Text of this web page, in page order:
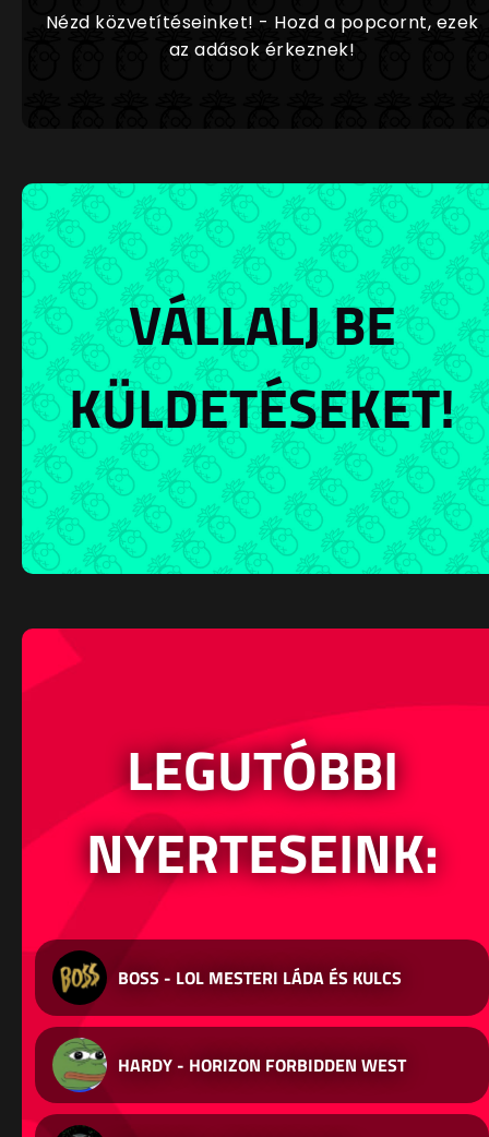
Nézd közvetítéseinket! - Hozd a popcornt, ezek
az adások érkeznek!
VÁLLALJ BE
KÜLDETÉSEKET!
LEGUTÓBBI
NYERTESEINK:
BOSS - LOL MESTERI LÁDA ÉS KULCS
HARDY - HORIZON FORBIDDEN WEST